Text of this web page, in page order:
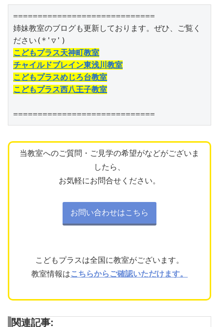
=============================
姉妹教室のブログも更新しております。ぜひ、ご覧く
こどもプラス天神町教室
チャイルドブレイン東浅川教室
こどもプラスめじろ台教室
こどもプラス西八王子教室
=============================
当教室へのご質問・ご見学の希望がなどがございま
したら、
お気軽にお問合せください。
お問い合わせはこちら
こどもプラスは全国に教室がございます。
教室情報はこちらからご確認いただけます。
関連記事: